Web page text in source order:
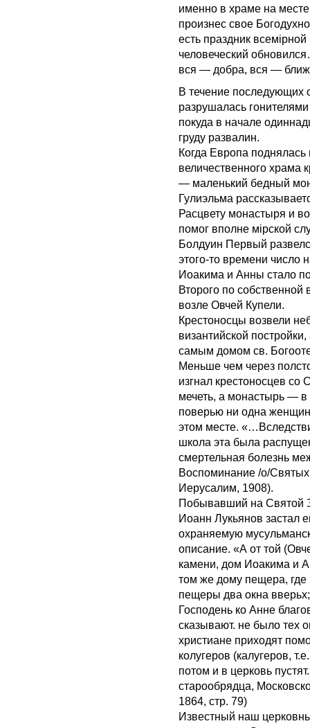
именно в храме на
произнес свое
есть праздник
человеческий
вся — добра, вся —
В течение последующих
разрушалась
покуда в начале
груду развалин.
Когда Европа
величественного
— маленький бедный
Гулиэльма
Расцвету монастыря и
помог вполне мiрской
Болдуин Первый
этого-то времени число
Иоакима и Анны стало
Второго по собственной
возле Овчей Купели.
Крестоносцы возвели
византийской
самым домом св.
Меньше чем через
изгнал крестоносцев
мечеть, а монастырь —
поверью ни одна
этом месте.
школа эта была
смертельная болезнь
Воспоминание /о/
Иерусалим, 1908).
Побывавший на Святой
Иоанн Лукьянов застал
охраняемую
описание. «А от той
камени, дом Иоакима и
том же дому пещера, где
пещеры два окна
Господень ко Анне
сказывают. не было тех
христиане приходят
колугеров (калугеров,
потом и в церковь
старообрядца,
1864, стр. 79)
Известный наш